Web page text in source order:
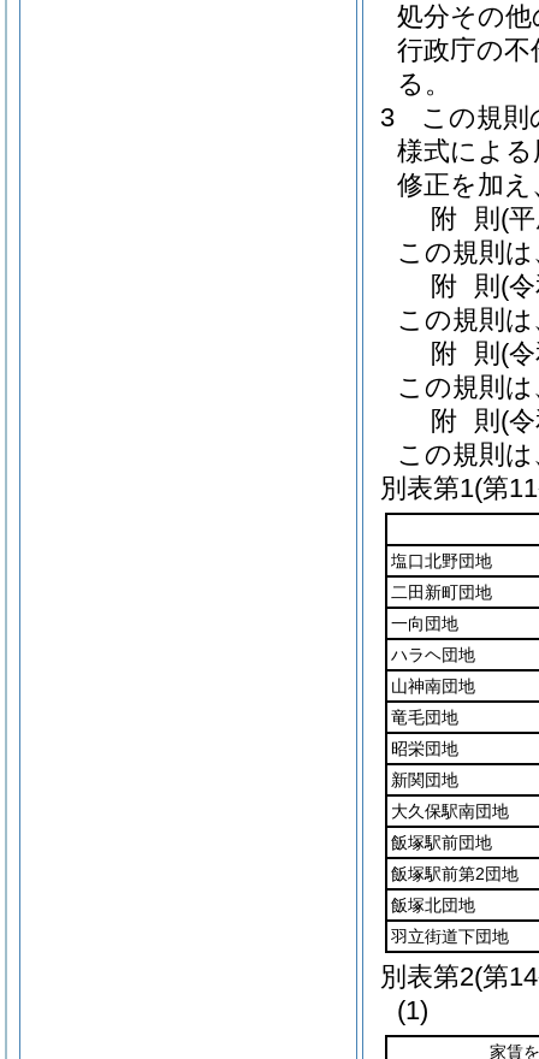
処分その
行政庁の
る。
3
この規則
様式によ
修正を加
附 則 (
この規則
附 則 (
この規則
附 則 (
この規則
附 則 (
この規則
別表第1(第
塩口北野団地
二田新町団地
一向団地
ハラヘ団地
山神南団地
竜毛団地
昭栄団地
新関団地
大久保駅南団地
飯塚駅前団地
飯塚駅前第2団地
飯塚北団地
羽立街道下団地
別表第2(第
(1)
家賃